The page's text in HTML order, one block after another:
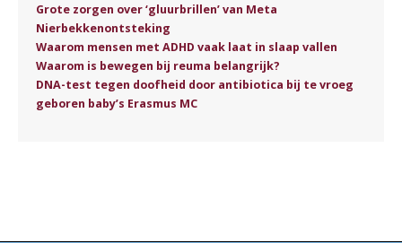
Grote zorgen over ‘gluurbrillen’ van Meta
Nierbekkenontsteking
Waarom mensen met ADHD vaak laat in slaap vallen
Waarom is bewegen bij reuma belangrijk?
DNA-test tegen doofheid door antibiotica bij te vroeg
geboren baby’s Erasmus MC